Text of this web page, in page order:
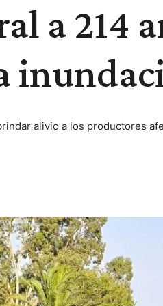
a 214
alivio a los productores